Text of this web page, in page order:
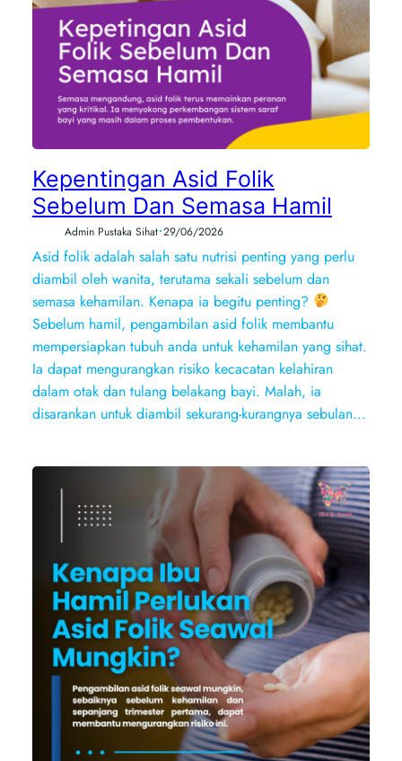
Kepentingan Asid Folik
Sebelum Dan Semasa Hamil
Admin Pustaka Sihat•29/06/2026
Asid folik adalah salah satu nutrisi penting yang perlu
diambil oleh wanita, terutama sekali sebelum dan
semasa kehamilan. Kenapa ia begitu penting?
Sebelum hamil, pengambilan asid folik membantu
mempersiapkan tubuh anda untuk kehamilan yang sihat.
Ia dapat mengurangkan risiko kecacatan kelahiran
dalam otak dan tulang belakang bayi. Malah, ia
disarankan untuk diambil sekurang-kurangnya sebulan…